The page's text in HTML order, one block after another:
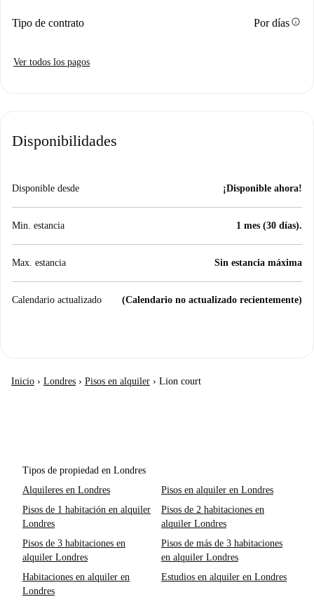
Tipo de contrato Por díasinfo
Ver todos los pagos
Disponibilidades
Disponible desde ¡Disponible ahora!
Min. estancia 1 mes (30 días).
Max. estancia Sin estancia máxima
Calendario actualizado (Calendario no actualizado recientemente)
Inicio › Londres › Pisos en alquiler › Lion court
Tipos de propiedad en Londres
Alquileres en Londres
Pisos en alquiler en Londres
Pisos de 1 habitación en alquiler
Londres
Pisos de 2 habitaciones en
alquiler Londres
Pisos de 3 habitaciones en
alquiler Londres
Pisos de más de 3 habitaciones
en alquiler Londres
Habitaciones en alquiler en
Londres
Estudios en alquiler en Londres